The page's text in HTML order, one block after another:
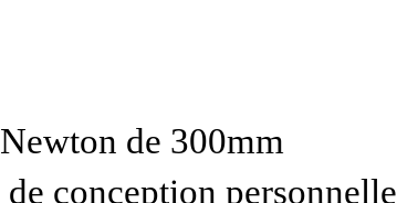
Newton de 300mm
de conception personnelle